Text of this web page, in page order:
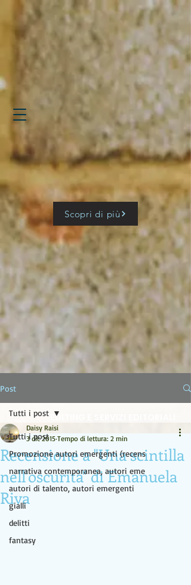
EDITING E SERVIZI EDITORIALI
Scopri di più
Post
Tutti i post
Promozione autori emergenti (recens
narrativa contemporanea, autori eme
autori di talento, autori emergenti
gialli
delitti
fantasy
Tutti i post
Recensione a "Una scintilla
nell'oscurità" di Emanuela
Riva
Daisy Raisi
3 dic 2015 Tempo di lettura: 2 min